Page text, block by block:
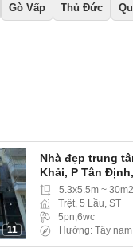
Gò Vấp Thủ Đức
11
Nhà đẹp trung
Khải, P Tân
5.3x5.5m ~ 30m2
Trệt, 5 Lầu, ST
5pn,6wc
Hướng: Tây nam